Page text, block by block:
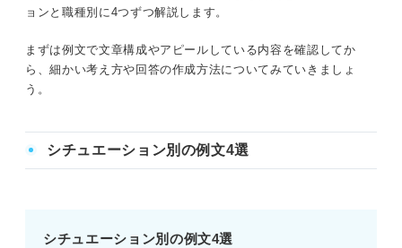
ョンと職種別に4つずつ解説します。
まずは例文で文章構成やアピールしている内容を確認してか
ら、細かい考え方や回答の作成方法についてみていきましょ
う。
シチュエーション別の例文4選
シチュエーション別の例文4選